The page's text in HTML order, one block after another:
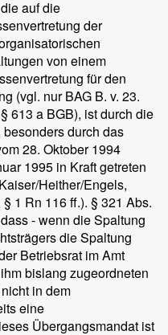
auf die
der
von einem
für den
(vgl. nur BAG B. v. 23.
613 a BGB), ist durch die
durch das
28. Oktober 1994
1995 in Kraft getreten
Heither/Engels,
1 Rn 116 ff.). § 321 Abs.
- wenn die Spaltung
die Spaltung
Betriebsrat im Amt
bislang zugeordneten
in dem
eine
Übergangsmandat ist